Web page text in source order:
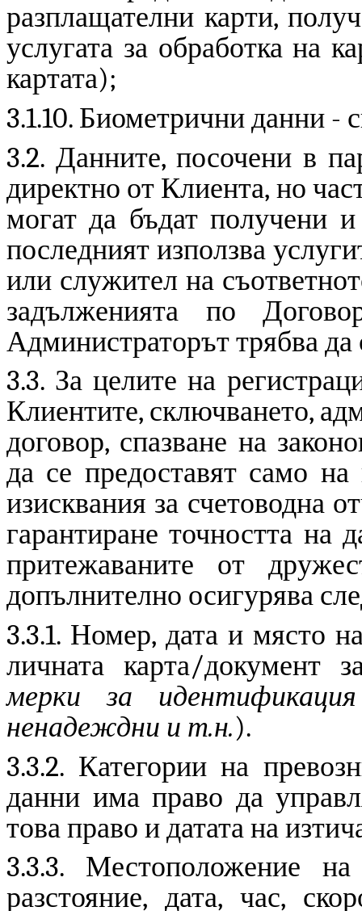
разплащателни карти,
услугата за обработка на
картата);
3.1.10. Биометрични данни -
3.2. Данните, посочени в
директно от Клиента, но
могат да бъдат получени
последният използва
или служител на
задълженията по
Администраторът трябва
3.3. За целите на
Клиентите, сключването,
договор, спазване на
да се предоставят само
изисквания за счетоводна
гарантиране точността на
притежаваните от
допълнително осигурява
3.3.1. Номер, дата и място
личната карта/документ
мерки за
ненадеждни и т.н.).
3.3.2. Категории на
данни има право да
това право и датата на
3.3.3. Местоположение на
разстояние, дата, час,